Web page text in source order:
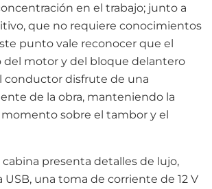
en el trabajo; junto a
que no requiere conocimientos
punto vale reconocer que el
del motor y del bloque delantero
conductor disfrute de una
de la obra, manteniendo la
sobre el tambor y el
cabina presenta detalles de lujo,
una toma de corriente de 12 V